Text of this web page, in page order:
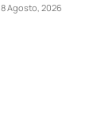
8 Agosto, 2026